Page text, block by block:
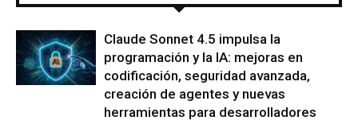
Claude Sonnet 4.5 impulsa la
programación y la IA: mejoras en
codificación, seguridad avanzada,
creación de agentes y nuevas
herramientas para desarrolladores